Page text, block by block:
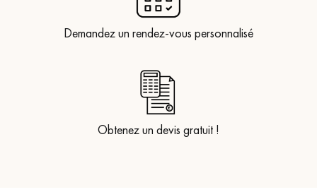
Demandez un rendez-vous personnalisé
Obtenez un devis gratuit !